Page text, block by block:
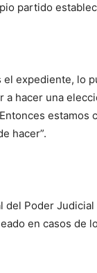
partido
el expediente, lo
hacer una
estamos
hacer”.
Poder
en casos de